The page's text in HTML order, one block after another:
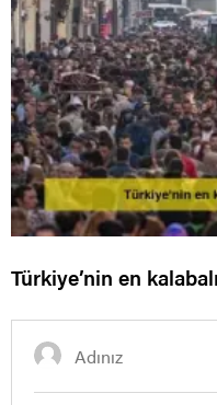
Türkiye’nin en